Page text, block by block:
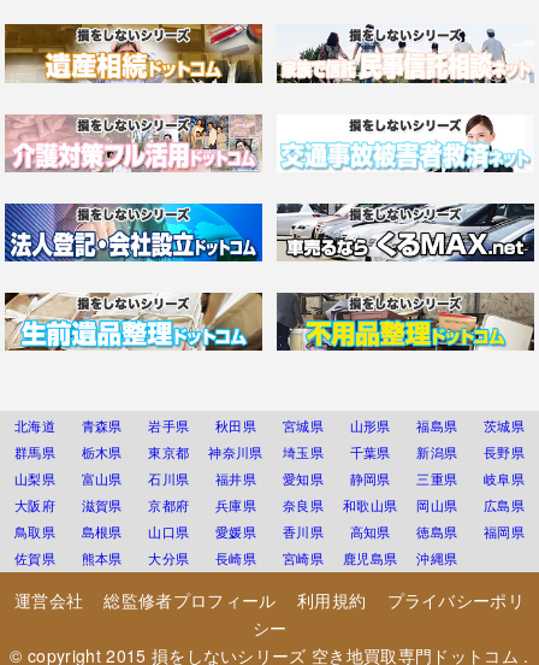
北海道 青森県 岩手県 秋田県 宮城県 山形県 福島県
茨城県
群馬県
栃木県 東京都 神奈川県 埼玉県 千葉県 新潟県
長野県
山梨県
富山県 石川県 福井県 愛知県 静岡県 三重県
岐阜県
大阪府
滋賀県 京都府 兵庫県 奈良県 和歌山県 岡山県
広島県
鳥取県
島根県 山口県 愛媛県 香川県 高知県 徳島県
福岡県
佐賀県
熊本県 大分県 長崎県 宮崎県 鹿児島県 沖縄県
運営会社 総監修者プロフィール 利用規約
プライバシーポリ
シー
© copyright 2015 損をしないシリーズ 空き地買取専門ドットコム .